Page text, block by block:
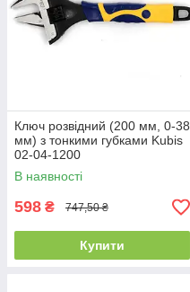
Ключ розвідний (200 мм, 0-38
мм) з тонкими губками Kubis
02-04-1200
В наявності
598 ₴ 747,50 ₴
Купити